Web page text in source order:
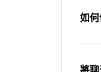
如